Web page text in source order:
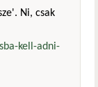
Ni, csak
kell-adni-